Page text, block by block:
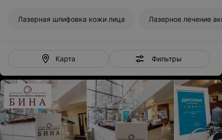
Лазерная шлифовка кожи лица Лазерное лечение
Карта Фильтры